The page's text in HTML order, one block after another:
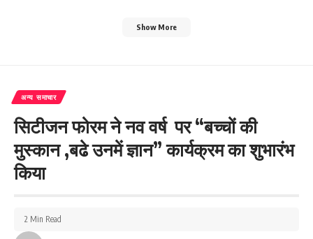
Show More
अन्य समाचार
सिटीजन फोरम ने नव वर्ष पर “बच्चों की
मुस्कान ,बढे उनमें ज्ञान” कार्यक्रम का शुभारंभ
किया
2 Min Read